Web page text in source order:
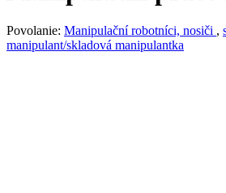
Povolanie: Manipulační robotníci, nosiči ,
manipulant/skladová manipulantka